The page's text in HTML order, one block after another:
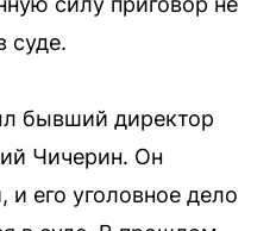
суде.
бывший директор
Чичерин. Он
и его уголовное дело